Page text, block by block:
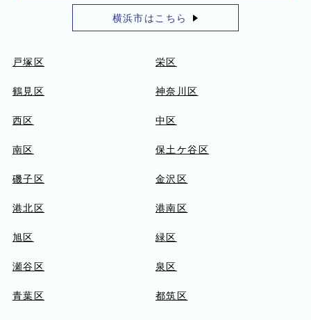
横浜市はこちら
戸塚区 栄区
鶴見区 神奈川区
西区 中区
南区 保土ケ谷区
磯子区 金沢区
港北区 港南区
旭区 緑区
瀬谷区 泉区
青葉区 都筑区